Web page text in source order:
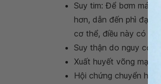
Suy tim: Để bơm máu
hơn, dẫn đến phì đại
cơ thể, điều này có
Suy thận do nguy cơ
Xuất huyết võng mạc
Hội chứng chuyển